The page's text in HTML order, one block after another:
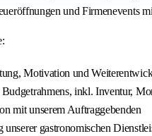
und Firmenevents
Motivation und
inkl. Inventur,
mit unserem Auftraggebenden
gastronomischen